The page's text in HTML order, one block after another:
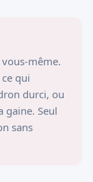
même.
qui
durci, ou
gaine. Seul
sans